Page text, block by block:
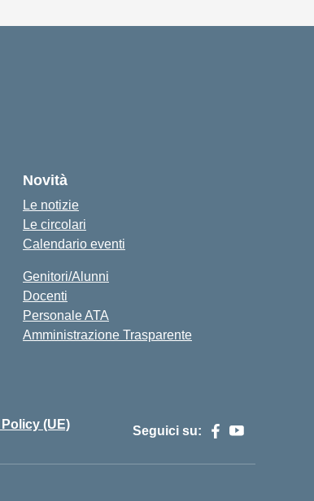
Novità
Le notizie
Le circolari
Calendario eventi
Genitori/Alunni
Docenti
Personale ATA
Amministrazione Trasparente
(UE) Seguici su: